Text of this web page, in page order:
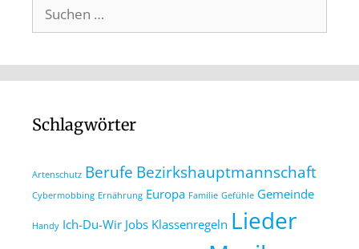
Schlagwörter
Artenschutz Berufe Bezirkshauptmannschaft
Cybermobbing Ernährung Europa Familie Gefühle Gemeinde
Handy Ich-Du-Wir Jobs Klassenregeln Lieder